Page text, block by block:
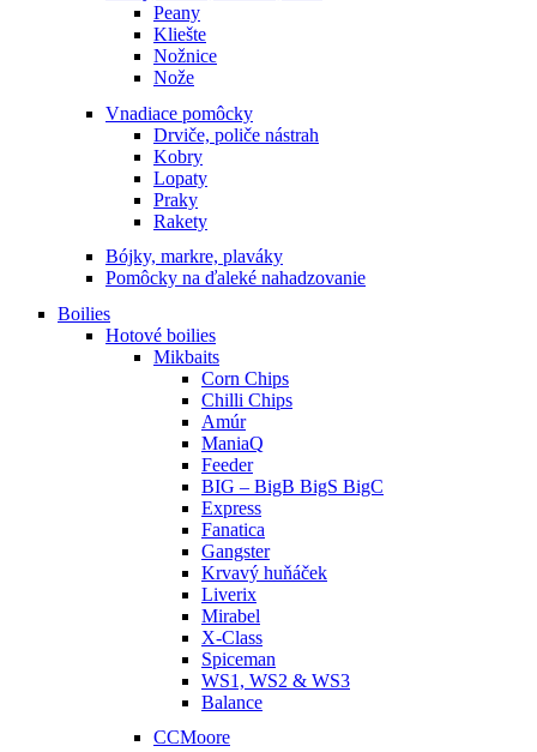
Peany
Kliešte
Nožnice
Nože
Vnadiace pomôcky
Drviče, poliče nástrah
Kobry
Lopaty
Praky
Rakety
Bójky, markre, plaváky
Pomôcky na ďaleké nahadzovanie
Boilies
Hotové boilies
Mikbaits
Corn Chips
Chilli Chips
Amúr
ManiaQ
Feeder
BIG – BigB BigS BigC
Express
Fanatica
Gangster
Krvavý huňáček
Liverix
Mirabel
X-Class
Spiceman
WS1, WS2 & WS3
Balance
CCMoore